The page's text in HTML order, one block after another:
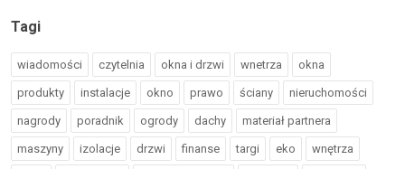
Tagi
wiadomości czytelnia okna i drzwi wnetrza okna
produkty instalacje okno prawo ściany nieruchomości
nagrody poradnik ogrody dachy materiał partnera
maszyny izolacje drzwi finanse targi eko wnętrza